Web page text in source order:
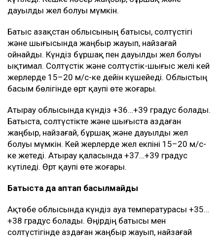
дауылды жел болуы мүмкін.
Батыс Қазақстан облысының батысы, солтүстігі
және шығысында жаңбыр жауып, найзағай
ойнайды. Күндіз бұршақ пен дауылды жел болуы
ықтимал. Солтүстік және солтүстік-шығыс желі кей
жерлерде 15–20 м/с-ке дейін күшейеді. Облыстың
басым бөлігінде өрт қаупі өте жоғары.
Атырау облысында күндіз +36…+39 градус болады.
Батыста, солтүстікте және шығыста аздаған
жаңбыр, найзағай, бұршақ және дауылды жел
болуы мүмкін. Кей жерлерде жел екпіні 15–20 м/с-
ке жетеді. Атырау қаласында +37…+39 градус
күтіледі. Өрт қаупі өте жоғары.
Батыста да аптап басылмайды
Ақтөбе облысында күндіз ауа температурасы +35…
+38 градус болады. Өңірдің батысы мен
солтүстігінде аздаған жаңбыр жауып, найзағай